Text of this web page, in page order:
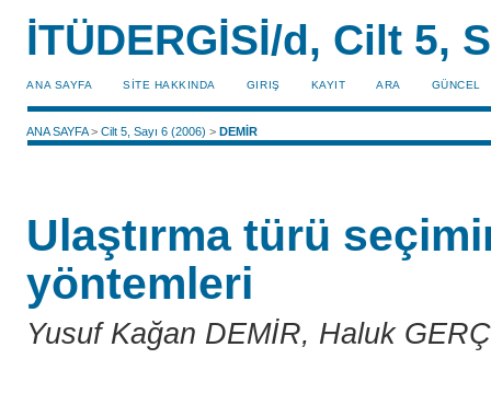
İTÜDERGİSİ/d, Cilt 5,
ANA SAYFA SİTE HAKKINDA GIRIŞ KAYIT ARA GÜNCEL
ANA SAYFA>Cilt 5, Sayı 6 (2006) >DEMİR
Ulaştırma türü
yöntemleri
Yusuf Kağan DEMİR, Haluk